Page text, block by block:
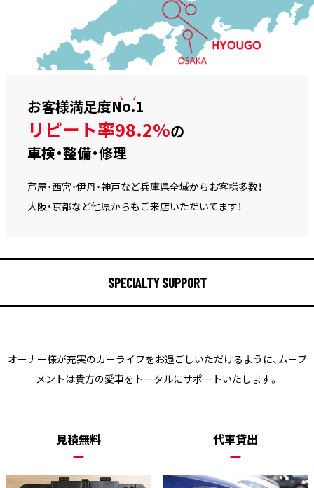
お客様満足度No.1
リピート率98.2%の
車検・整備・修理
芦屋・西宮・伊丹・神戸など兵庫県全域からお客様多数！
大阪・京都など他県からもご来店いただいてます！
SPECIALTY SUPPORT
オーナー様が充実のカーライフをお過ごしいただけるように、 ムーブ
メントは貴方の愛車をトータルにサポートいたします。
見積無料 代車貸出